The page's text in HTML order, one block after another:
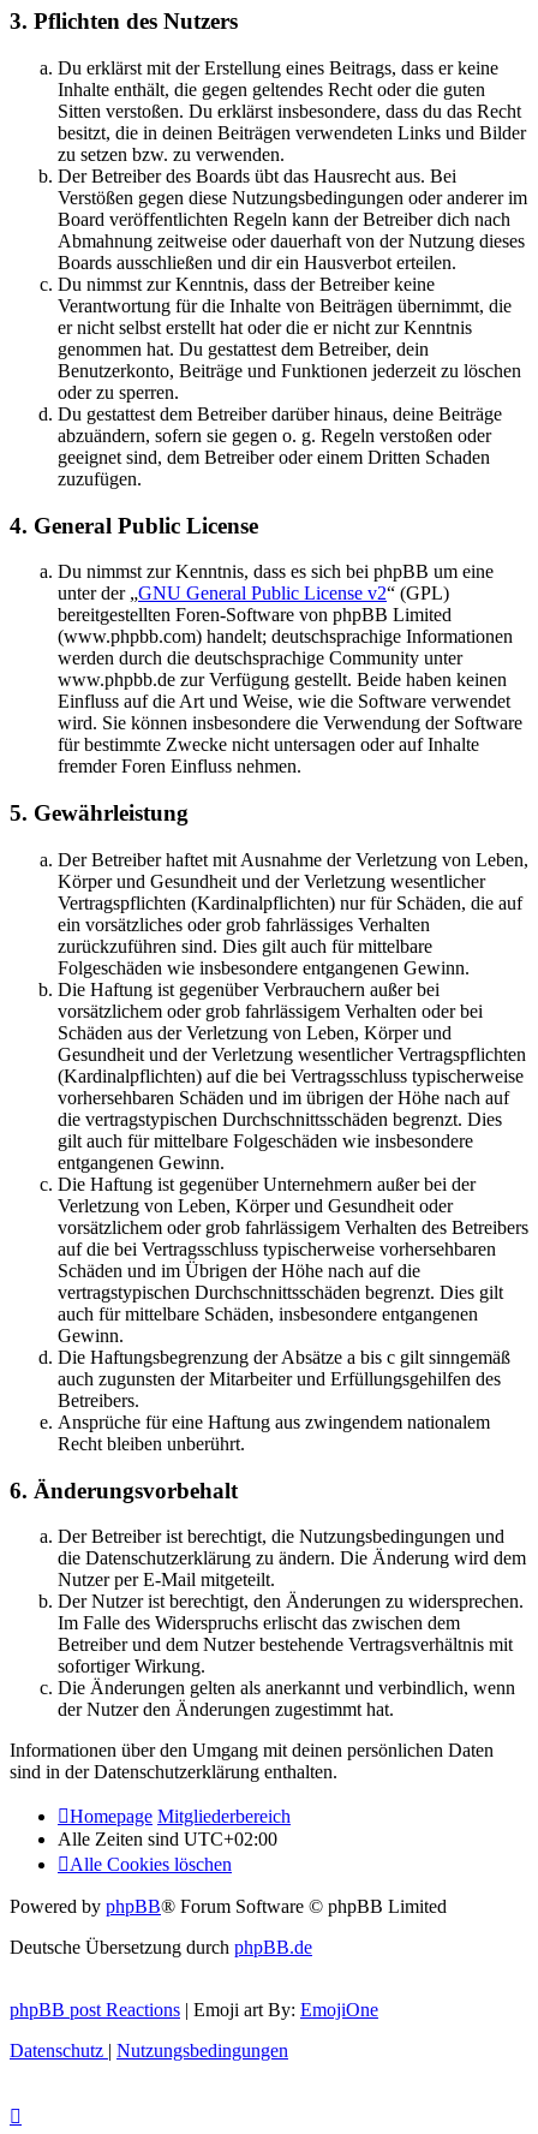
3. Pflichten des Nutzers
Du erklärst mit der Erstellung eines Beitrags, dass er keine
Inhalte enthält, die gegen geltendes Recht oder die guten
Sitten verstoßen. Du erklärst insbesondere, dass du das Recht
besitzt, die in deinen Beiträgen verwendeten Links und Bilder
zu setzen bzw. zu verwenden.
Der Betreiber des Boards übt das Hausrecht aus. Bei
Verstößen gegen diese Nutzungsbedingungen oder anderer im
Board veröffentlichten Regeln kann der Betreiber dich nach
Abmahnung zeitweise oder dauerhaft von der Nutzung dieses
Boards ausschließen und dir ein Hausverbot erteilen.
Du nimmst zur Kenntnis, dass der Betreiber keine
Verantwortung für die Inhalte von Beiträgen übernimmt, die
er nicht selbst erstellt hat oder die er nicht zur Kenntnis
genommen hat. Du gestattest dem Betreiber, dein
Benutzerkonto, Beiträge und Funktionen jederzeit zu löschen
oder zu sperren.
Du gestattest dem Betreiber darüber hinaus, deine Beiträge
abzuändern, sofern sie gegen o. g. Regeln verstoßen oder
geeignet sind, dem Betreiber oder einem Dritten Schaden
zuzufügen.
4. General Public License
Du nimmst zur Kenntnis, dass es sich bei phpBB um eine
unter der „GNU General Public License v2“ (GPL)
bereitgestellten Foren-Software von phpBB Limited
(www.phpbb.com) handelt; deutschsprachige Informationen
werden durch die deutschsprachige Community unter
www.phpbb.de zur Verfügung gestellt. Beide haben keinen
Einfluss auf die Art und Weise, wie die Software verwendet
wird. Sie können insbesondere die Verwendung der Software
für bestimmte Zwecke nicht untersagen oder auf Inhalte
fremder Foren Einfluss nehmen.
5. Gewährleistung
Der Betreiber haftet mit Ausnahme der Verletzung von Leben,
Körper und Gesundheit und der Verletzung wesentlicher
Vertragspflichten (Kardinalpflichten) nur für Schäden, die auf
ein vorsätzliches oder grob fahrlässiges Verhalten
zurückzuführen sind. Dies gilt auch für mittelbare
Folgeschäden wie insbesondere entgangenen Gewinn.
Die Haftung ist gegenüber Verbrauchern außer bei
vorsätzlichem oder grob fahrlässigem Verhalten oder bei
Schäden aus der Verletzung von Leben, Körper und
Gesundheit und der Verletzung wesentlicher Vertragspflichten
(Kardinalpflichten) auf die bei Vertragsschluss typischerweise
vorhersehbaren Schäden und im übrigen der Höhe nach auf
die vertragstypischen Durchschnittsschäden begrenzt. Dies
gilt auch für mittelbare Folgeschäden wie insbesondere
entgangenen Gewinn.
Die Haftung ist gegenüber Unternehmern außer bei der
Verletzung von Leben, Körper und Gesundheit oder
vorsätzlichem oder grob fahrlässigem Verhalten des Betreibers
auf die bei Vertragsschluss typischerweise vorhersehbaren
Schäden und im Übrigen der Höhe nach auf die
vertragstypischen Durchschnittsschäden begrenzt. Dies gilt
auch für mittelbare Schäden, insbesondere entgangenen
Gewinn.
Die Haftungsbegrenzung der Absätze a bis c gilt sinngemäß
auch zugunsten der Mitarbeiter und Erfüllungsgehilfen des
Betreibers.
Ansprüche für eine Haftung aus zwingendem nationalem
Recht bleiben unberührt.
6. Änderungsvorbehalt
Der Betreiber ist berechtigt, die Nutzungsbedingungen und
die Datenschutzerklärung zu ändern. Die Änderung wird dem
Nutzer per E-Mail mitgeteilt.
Der Nutzer ist berechtigt, den Änderungen zu widersprechen.
Im Falle des Widerspruchs erlischt das zwischen dem
Betreiber und dem Nutzer bestehende Vertragsverhältnis mit
sofortiger Wirkung.
Die Änderungen gelten als anerkannt und verbindlich, wenn
der Nutzer den Änderungen zugestimmt hat.
Informationen über den Umgang mit deinen persönlichen Daten
sind in der Datenschutzerklärung enthalten.
Homepage Mitgliederbereich
Alle Zeiten sind UTC+02:00
Alle Cookies löschen
Powered by phpBB® Forum Software © phpBB Limited
Deutsche Übersetzung durch phpBB.de
phpBB post Reactions | Emoji art By: EmojiOne
Datenschutz | Nutzungsbedingungen